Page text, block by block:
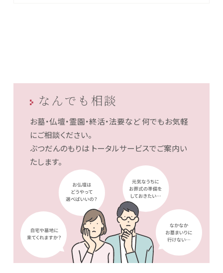
なんでも相談
お墓・仏壇・霊園・終活・法要など何でもお気軽
にご相談ください。
ぶつだんのもりは トータルサービスでご案内い
たします。